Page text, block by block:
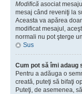
Modifică asociat
mesaj când reveniţi la
Aceasta va apărea
modificat mesajul,
normali nu pot şterge
Sus
Cum pot să îmi adaug
Pentru a adăuga o
creată, puteţi să bifaţi
Puteţi, de asemenea,